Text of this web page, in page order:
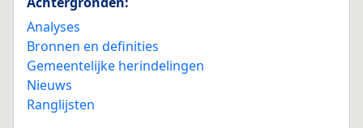
Analyses
Bronnen en definities
Gemeentelijke herindelingen
Nieuws
Ranglijsten